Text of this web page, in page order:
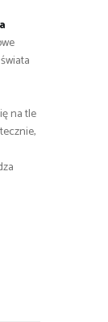
na tle